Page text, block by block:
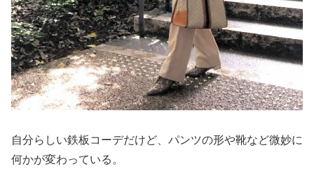
自分らしい鉄板コーデだけど、パンツの形や靴など微妙に
何かが変わっている。